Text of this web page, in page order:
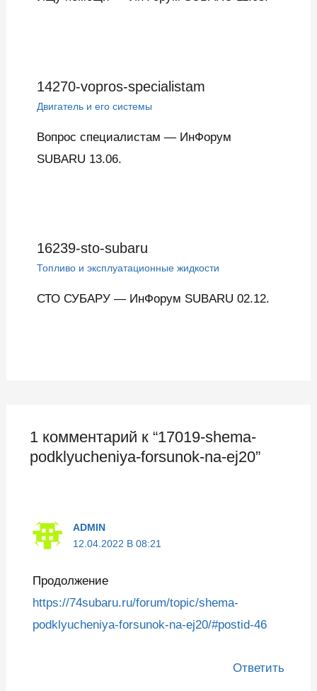
14270-vopros-specialistam
Двигатель и его системы
Вопрос специалистам — ИнФорум
SUBARU 13.06.
16239-sto-subaru
Топливо и эксплуатационные жидкости
СТО СУБАРУ — ИнФорум SUBARU 02.12.
1 комментарий к “17019-shema-
podklyucheniya-forsunok-na-ej20”
ADMIN
12.04.2022 В 08:21
Продолжение
https://74subaru.ru/forum/topic/shema-
podklyucheniya-forsunok-na-ej20/#postid-46
Ответить